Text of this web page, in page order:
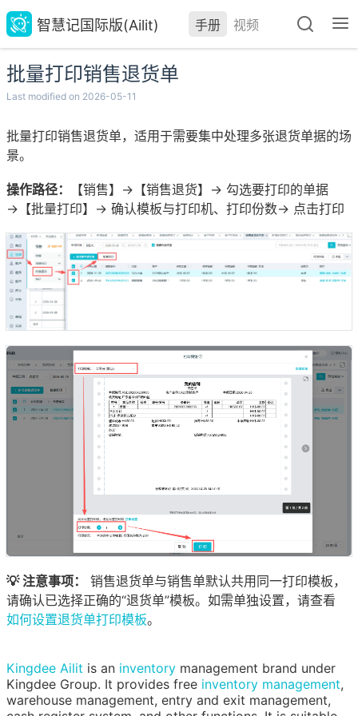
智慧记国际版(Ailit) 手册 视频
批量打印销售退货单
Last modified on 2026-05-11
批量打印销售退货单，适用于需要集中处理多张退货单据的场
景。
操作路径：
【销售】→【销售退货】→ 勾选要打印的单据
→【批量打印】→ 确认模板与打印机、打印份数→ 点击打印
💡 注意事项：
销售退货单与销售单默认共用同一打印模板，
请确认已选择正确的“退货单”模板。如需单独设置，请查看
如何设置退货单打印模板。
Kingdee Ailit is an inventory management brand under
Kingdee Group. It provides free inventory management,
warehouse management, entry and exit management,